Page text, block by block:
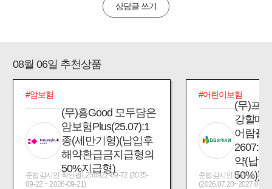
상담글 쓰기
08월 06일 추천상품
#암보험
(무)흥Good 모두담은
암보험Plus(25.07):1
종(세만기형)(납입후
해약환급금지급형의
50%지급형)
준법감시인 확인필L250922-09-72 (2025-
09-22 ~ 2026-09-21)
#어린이보험
(무)프
강할때
어람플
2607:
약(납입
50%))
준법감시인확인필_제